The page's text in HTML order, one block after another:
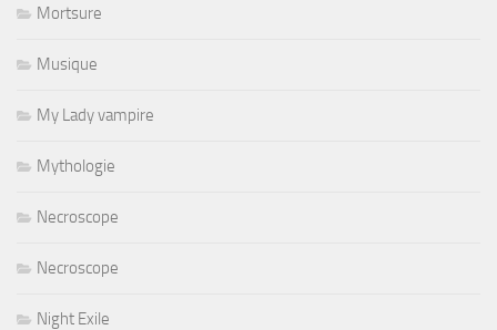
Mortsure
Musique
My Lady vampire
Mythologie
Necroscope
Necroscope
Night Exile